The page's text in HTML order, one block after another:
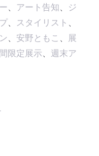
、 アート告知、 ジ
、 スタイリスト 、
、 安野ともこ 、 展
限定展示、 週末ア